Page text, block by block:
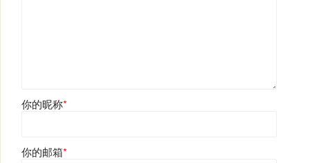
你的昵称*
你的邮箱*